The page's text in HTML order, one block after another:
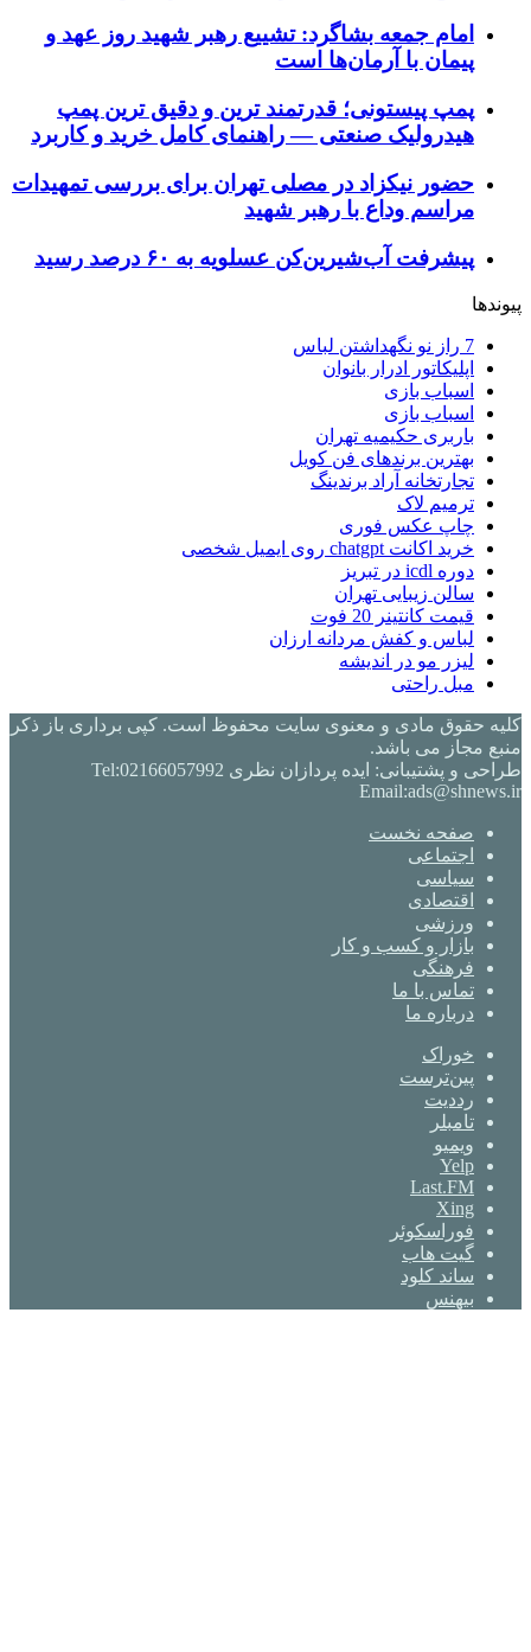
امام جمعه بشاگرد: تشییع رهبر شهید روز عهد و
پیمان با آرمان‌ها است
پمپ پیستونی؛ قدرتمند ترین و دقیق‌ ترین پمپ
هیدرولیک صنعتی — راهنمای کامل خرید و کاربرد
حضور نیکزاد در مصلی تهران برای بررسی تمهیدات
مراسم وداع با رهبر شهید
پیشرفت آب‌شیرین‌کن عسلویه به ۶۰ درصد رسید
پیوندها
7 راز نو نگهداشتن لباس
اپلیکاتور ادرار بانوان
اسباب بازی
اسباب بازی
باربری حکیمیه تهران
بهترین برندهای فن کویل
تجارتخانه آراد برندینگ
ترمیم لاک
چاپ عکس فوری
خرید اکانت chatgpt روی ایمیل شخصی
دوره icdl در تبریز
سالن زیبایی تهران
قیمت کانتینر 20 فوت
لباس و کفش مردانه ارزان
لیزر مو در اندیشه
مبل راحتی
کلیه حقوق مادی و معنوی سایت محفوظ است. کپی برداری باز ذکر
منبع مجاز می باشد.
طراحی و پشتیبانی: ایده پردازان نظری Tel:02166057992
Email:ads@shnews.ir
صفحه نخست
اجتماعی
سیاسی
اقتصادی
ورزشی
بازار و کسب و کار
فرهنگی
تماس با ما
درباره ما
خوراک
‫پین‌ترست
‫رددیت
‫تامبلر
ویمیو
Yelp
Last.FM
Xing
فوراسکوئر
گیت ‌هاب
ساند کلود
بیهنس